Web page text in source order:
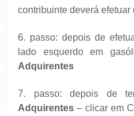
contribuinte deverá
6. passo: depois de
lado esquerdo em
Adquirentes
7. passo: depois de
Adquirentes – clicar em